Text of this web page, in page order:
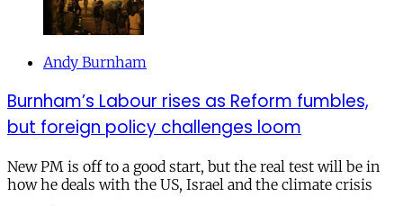
Andy Burnham
Burnham’s Labour rises as Reform fumbles,
but foreign policy challenges loom
New PM is off to a good start, but the real test will be in
how he deals with the US, Israel and the climate crisis